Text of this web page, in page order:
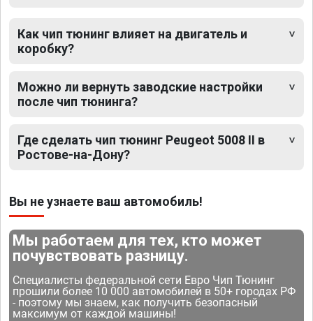
Как чип тюнинг влияет на двигатель и
коробку?
Можно ли вернуть заводские настройки
после чип тюнинга?
Где сделать чип тюнинг Peugeot 5008 II в
Ростове-на-Дону?
Вы не узнаете ваш автомобиль!
Мы работаем для тех, кто может
почувствовать разницу.
Специалисты федеральной сети Евро Чип Тюнинг
прошили более 10 000 автомобилей в 50+ городах РФ
- поэтому мы знаем, как получить безопасный
максимум от каждой машины!